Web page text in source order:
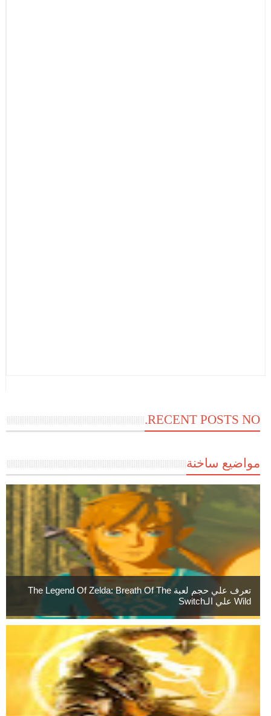
RECENT POSTS NO.
مواضيع ساخنة
تعرف علي حجم لعبة The Legend Of Zelda: Breath Of The
Wild علي الـSwitch